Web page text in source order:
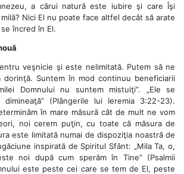
a cărui natură este iubire şi care Îşi
Nici El nu poate face altfel decât să arate
încred în El.
veşnicie şi este nelimitată. Putem să ne
dorinţă. Suntem în mod continuu beneficiarii
Domnului nu suntem mistuiţi”. „Ele se
(Plângerile lui Ieremia 3:22-23).
în mare măsură cât de mult ne vom
noi cerem puţin, cu toate că măsura de
este limitată numai de dispoziţia noastră de
inspirată de Spiritul Sfânt: „Mila Ta, o,
noi după cum sperăm în Tine” (Psalmii
este peste cei care se tem de El, peste